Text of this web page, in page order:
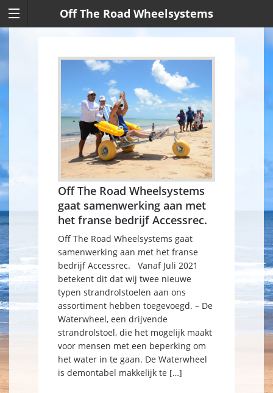
Off The Road Wheelsystems
Off The Road Wheelsystems
gaat samenwerking aan met
het franse bedrijf Accessrec.
Off The Road Wheelsystems gaat
samenwerking aan met het franse
bedrijf Accessrec. Vanaf Juli 2021
betekent dit dat wij twee nieuwe
typen strandrolstoelen aan ons
assortiment hebben toegevoegd. – De
Waterwheel, een drijvende
strandrolstoel, die het mogelijk maakt
voor mensen met een beperking om
het water in te gaan. De Waterwheel
is demontabel makkelijk te […]